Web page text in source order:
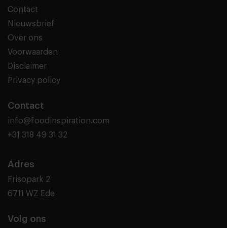
Contact
Nieuwsbrief
Over ons
Voorwaarden
Disclaimer
Privacy policy
Contact
info@foodinspiration.com
+31 318 49 31 32
Adres
Frisopark 2
6711 WZ Ede
Volg ons